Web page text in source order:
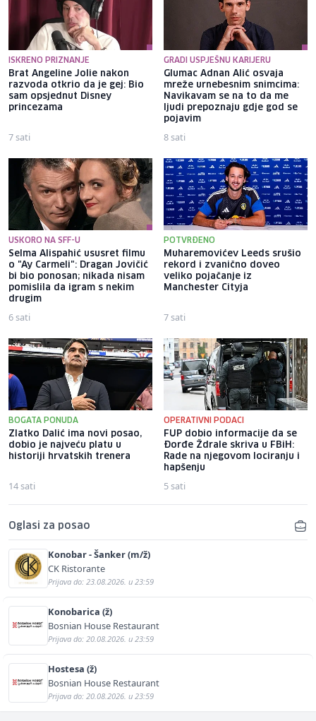
ISKRENO PRIZNANJE
Brat Angeline Jolie nakon
razvoda otkrio da je gej: Bio
sam opsjednut Disney
princezama
7 sati
GRADI USPJEŠNU KARIJERU
Glumac Adnan Alić osvaja
mreže urnebesnim snimcima:
Navikavam se na to da me
ljudi prepoznaju gdje god se
pojavim
8 sati
USKORO NA SFF-U
Selma Alispahić ususret filmu
o "Ay Carmeli": Dragan Jovičić
bi bio ponosan; nikada nisam
pomislila da igram s nekim
drugim
6 sati
POTVRĐENO
Muharemovićev Leeds srušio
rekord i zvanično doveo
veliko pojačanje iz
Manchester Cityja
7 sati
BOGATA PONUDA
Zlatko Dalić ima novi posao,
dobio je najveću platu u
historiji hrvatskih trenera
14 sati
OPERATIVNI PODACI
FUP dobio informacije da se
Đorđe Ždrale skriva u FBiH:
Rade na njegovom lociranju i
hapšenju
5 sati
Oglasi za posao
Konobar - Šanker (m/ž)
CK Ristorante
Prijava do: 23.08.2026. u 23:59
Konobarica (ž)
Bosnian House Restaurant
Prijava do: 20.08.2026. u 23:59
Hostesa (ž)
Bosnian House Restaurant
Prijava do: 20.08.2026. u 23:59